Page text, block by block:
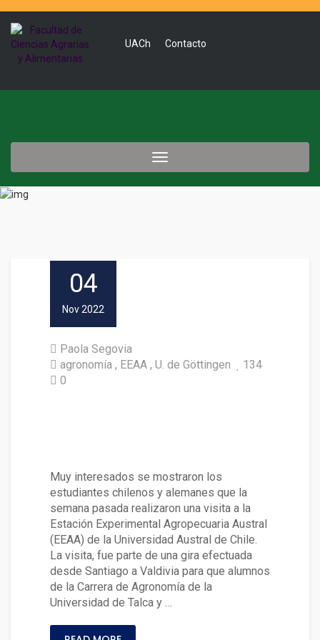
UACh Contacto
Toggle
navigation
04
Nov 2022
Paola Segovia
agronomía
EEAA U. de Göttingen
134
0
Muy interesados se mostraron los
estudiantes chilenos y alemanes que la
semana pasada realizaron una visita a la
Estación Experimental Agropecuaria Austral
(EEAA) de la Universidad Austral de Chile.
La visita, fue parte de una gira efectuada
desde Santiago a Valdivia para que alumnos
de la Carrera de Agronomía de la
Universidad de Talca y …